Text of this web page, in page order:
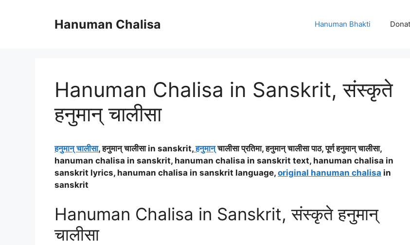
Hanuman Chalisa Hanuman Bhakti
Hanuman Chalisa in Sanskrit, संस्कृते
हनुमान् चालीसा
हनुमान् चालीसा, हनुमान् चालीसा in sanskrit,हनुमान्चालीसा प्रतिमा, हनुमान् चालीसा पाठ, पूर्ण हनुमान् चालीसा,
hanuman chalisa in sanskrit, hanuman chalisa in sanskrit text, hanuman chalisa in
sanskrit lyrics, hanuman chalisa in sanskrit language, original hanuman chalisa in
sanskrit
Hanuman Chalisa in Sanskrit, संस्कृते हनुमान्
चालीसा